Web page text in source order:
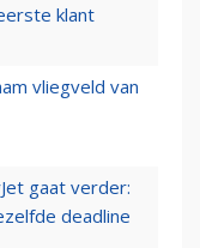
klant
vliegveld van
gaat verder:
deadline